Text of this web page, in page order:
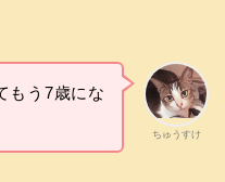
ちゅうすけ
もう7歳にな